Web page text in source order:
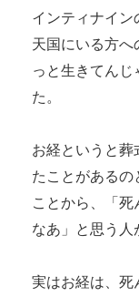
インティナイン
天国にいる方へ
っと生きてんじ
た。
お経というと葬
たことがあるの
ことから、「
なあ」と思う人
実はお経は、死